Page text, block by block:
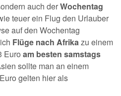
auch derWochentag
teuer ein Flug den Urlauber
auf den Wochentag
Flüge nach Afrikazu einem
Euro am besten samstags
sollte man an einem
gelten hier als